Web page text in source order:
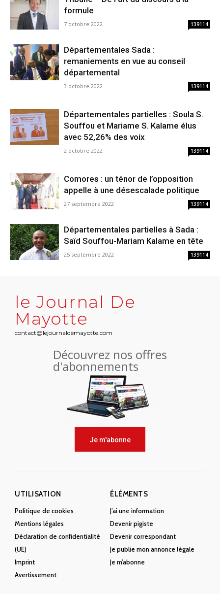
formule
7 octobre 2022 139114
Départementales Sada :
remaniements en vue au conseil
départemental
3 octobre 2022 139114
Départementales partielles : Soula S.
Souffou et Mariame S. Kalame élus
avec 52,26% des voix
2 octobre 2022 139114
Comores : un ténor de l’opposition
appelle à une désescalade politique
27 septembre 2022 139114
Départementales partielles à Sada :
Saïd Souffou-Mariam Kalame en tête
25 septembre 2022 139114
le Journal De
Mayotte
contact@lejournaldemayotte.com
Découvrez nos offres
d'abonnements
Je m'abonne
UTILISATION
Politique de cookies
Mentions légales
Déclaration de confidentialité
(UE)
Imprint
Avertissement
ÉLÉMENTS
J’ai une information
Devenir pigiste
Devenir correspondant
Je publie mon annonce légale
Je m’abonne